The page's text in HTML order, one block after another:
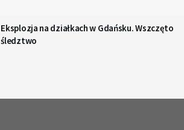
Eksplozja na działkach w Gdańsku. Wszczęto
śledztwo